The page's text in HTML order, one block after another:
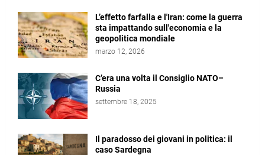
L’effetto farfalla e l'Iran: come la guerra
sta impattando sull'economia e la
geopolitica mondiale
marzo 12, 2026
C’era una volta il Consiglio NATO–
Russia
settembre 18, 2025
Il paradosso dei giovani in politica: il
caso Sardegna